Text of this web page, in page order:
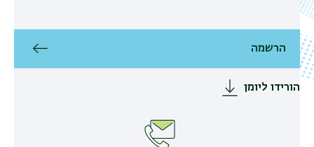
הרשמה
הורידו ליומן